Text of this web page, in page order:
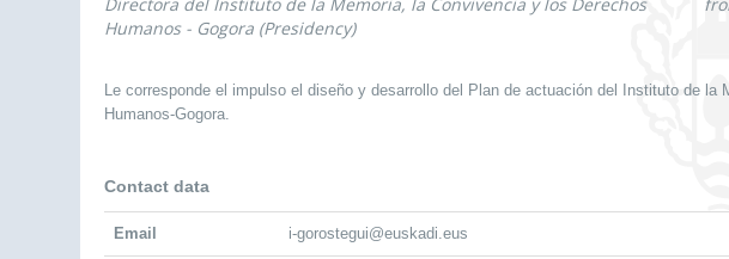
Humanos - Gogora (Presidency)
Le corresponde el impulso el diseño y desarrollo del Plan de actuación del Instituto de la
Humanos-Gogora.
Contact data
Email i-gorostegui@euskadi.eus